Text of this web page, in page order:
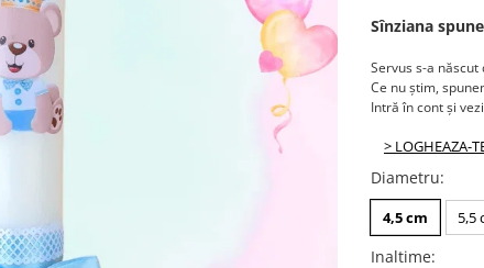
Sînziana
Servus s-a
Ce nu știm,
Intră în cont și
> LOGHEAZA-
Diametru:
4,5 cm 5,5
Inaltime: